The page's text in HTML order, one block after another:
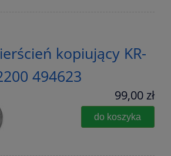
kopiujący KR-
494623
99,00 zł
do koszyka